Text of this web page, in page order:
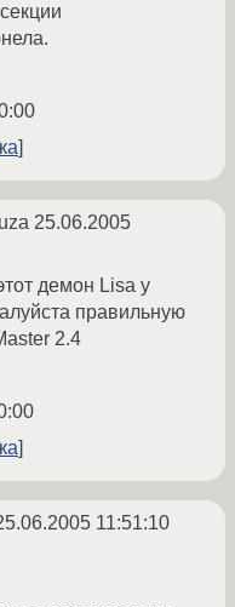
25.06.2005
демон Lisa у
правильную
2.4
11:51:10